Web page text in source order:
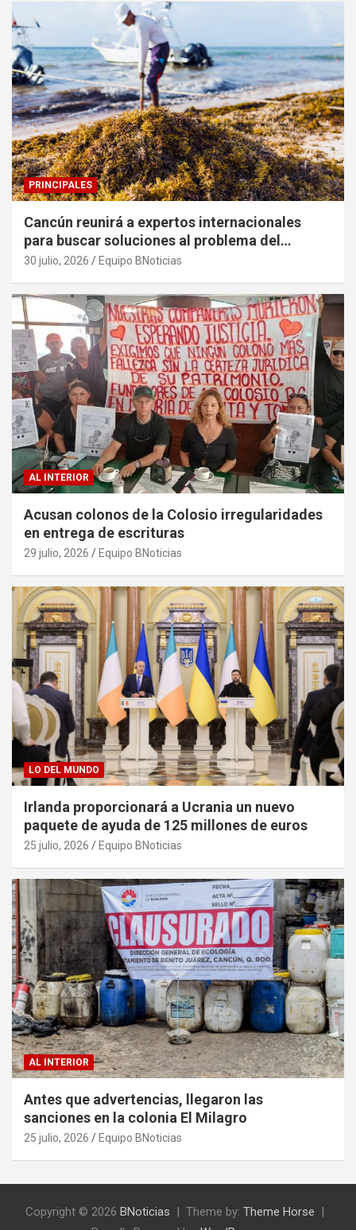
PRINCIPALES
Cancún reunirá a expertos internacionales
para buscar soluciones al problema del
sargazo
30 julio, 2026 Equipo BNoticias
AL INTERIOR
Acusan colonos de la Colosio irregularidades
en entrega de escrituras
29 julio, 2026 Equipo BNoticias
LO DEL MUNDO
Irlanda proporcionará a Ucrania un nuevo
paquete de ayuda de 125 millones de euros
25 julio, 2026 Equipo BNoticias
AL INTERIOR
Antes que advertencias, llegaron las
sanciones en la colonia El Milagro
25 julio, 2026 Equipo BNoticias
Copyright © 2026 BNoticias Theme by: Theme Horse